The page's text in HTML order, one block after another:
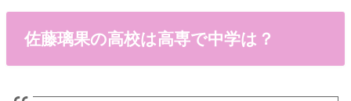
佐藤璃果の高校は高専で中学は？